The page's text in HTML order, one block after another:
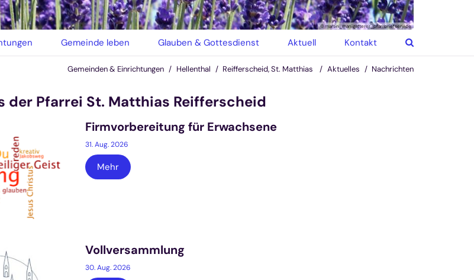
Gemeinde leben Glauben & Gottesdienst Aktuell Kontakt
© martin_manigatterer_pfarrbriefservice
Gemeinden & Einrichtungen Hellenthal Reifferscheid, St. Matthias Aktuelles Nachrichten
der Pfarrei St. Matthias Reifferscheid
Firmvorbereitung für Erwachsene
31. Aug. 2026
Mehr
Vollversammlung
30. Aug. 2026